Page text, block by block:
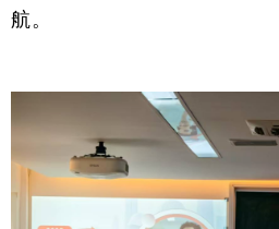
航。